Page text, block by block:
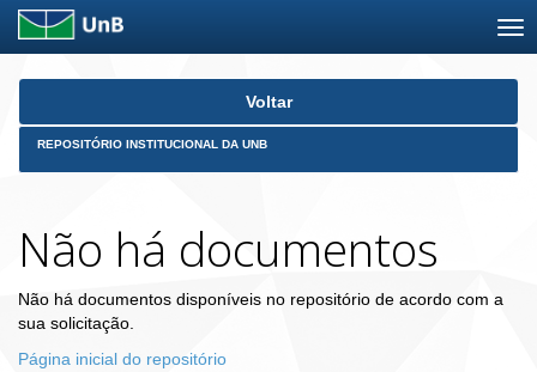
Skip
Voltar
REPOSITÓRIO INSTITUCIONAL DA UNB
Não há documentos
Não há documentos disponíveis no repositório de acordo com a
sua solicitação.
Página inicial do repositório